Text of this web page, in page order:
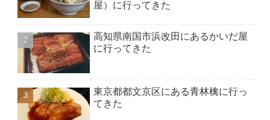
屋）に行ってきた
高知県南国市浜改田にあるかいだ屋
に行ってきた
東京都都文京区にある青林檎に行っ
てきた